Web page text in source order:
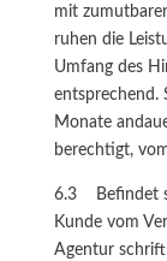
mit
ruhen die
Umfang des
entsprechend.
Monate
berechtigt,
6.3 Befindet
Kunde vom
Agentur